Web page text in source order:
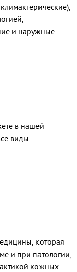
и наружные
в нашей
виды
которая
и при патологии,
кожных